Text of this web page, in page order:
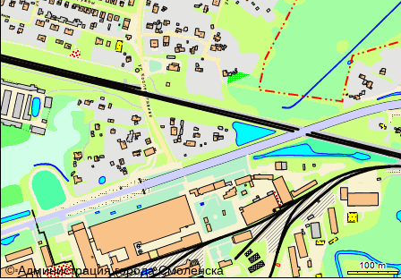
© Администрация города Смоленска